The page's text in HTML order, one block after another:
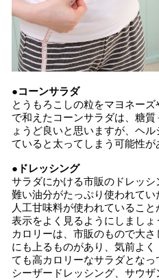
●コーンサラダ
とうもろこしの粒をマヨネー
で和えたコーンサラダは、糖
ょうど良いと思いますが、ヘ
ていると太ってしまう可能性が
●ドレッシング
サラダにかける市販のドレッ
難い油分がたっぷり使われて
人工甘味料が使われているこ
表示をよく見るようにしましょ
カロリーは、市販のもので大
にも上るものがあり、気前よ
ても高カロリーなサラダとなっ
シーザードレッシング、サウ